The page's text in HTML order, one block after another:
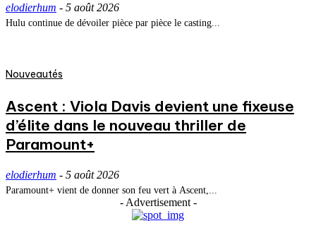
elodierhum - 5 août 2026
Hulu continue de dévoiler pièce par pièce le casting...
Nouveautés
Ascent : Viola Davis devient une fixeuse
d’élite dans le nouveau thriller de
Paramount+
elodierhum - 5 août 2026
Paramount+ vient de donner son feu vert à Ascent,...
- Advertisement -